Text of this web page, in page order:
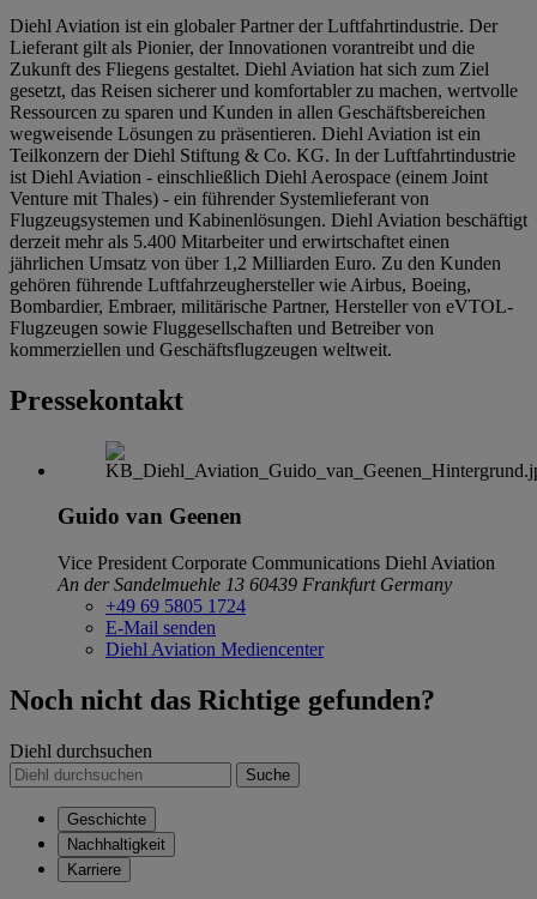
Diehl Aviation ist ein globaler Partner der Luftfahrtindustrie. Der
Lieferant gilt als Pionier, der Innovationen vorantreibt und die
Zukunft des Fliegens gestaltet. Diehl Aviation hat sich zum Ziel
gesetzt, das Reisen sicherer und komfortabler zu machen, wertvolle
Ressourcen zu sparen und Kunden in allen Geschäftsbereichen
wegweisende Lösungen zu präsentieren. Diehl Aviation ist ein
Teilkonzern der Diehl Stiftung & Co. KG. In der Luftfahrtindustrie
ist Diehl Aviation - einschließlich Diehl Aerospace (einem Joint
Venture mit Thales) - ein führender Systemlieferant von
Flugzeugsystemen und Kabinenlösungen. Diehl Aviation beschäftigt
derzeit mehr als 5.400 Mitarbeiter und erwirtschaftet einen
jährlichen Umsatz von über 1,2 Milliarden Euro. Zu den Kunden
gehören führende Luftfahrzeughersteller wie Airbus, Boeing,
Bombardier, Embraer, militärische Partner, Hersteller von eVTOL-
Flugzeugen sowie Fluggesellschaften und Betreiber von
kommerziellen und Geschäftsflugzeugen weltweit.
Pressekontakt
Guido van Geenen
Vice President Corporate Communications Diehl Aviation
An der Sandelmuehle 13 60439 Frankfurt Germany
+49 69 5805 1724
E-Mail senden
Diehl Aviation Mediencenter
Noch nicht das Richtige gefunden?
Diehl durchsuchen
Suche
Geschichte
Nachhaltigkeit
Karriere